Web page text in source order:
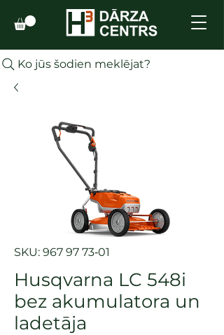
Ko jūs šodien meklējat?
SKU: 967 97 73‑01
Husqvarna LC 548i
bez akumulatora un
ladetāja